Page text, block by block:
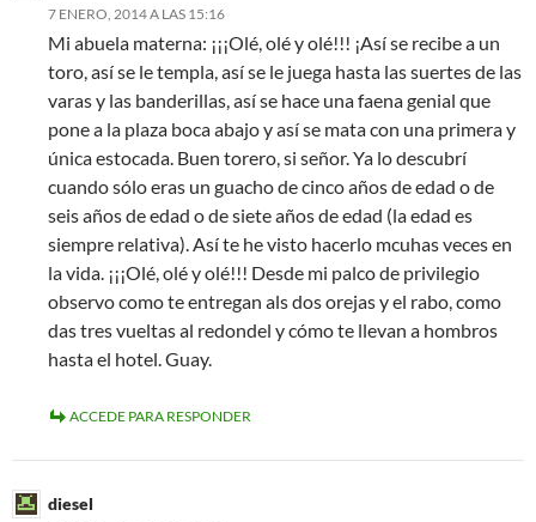
7 ENERO, 2014 A LAS 15:16
Mi abuela materna: ¡¡¡Olé, olé y olé!!! ¡Así se recibe a un
toro, así se le templa, así se le juega hasta las suertes de las
varas y las banderillas, así se hace una faena genial que
pone a la plaza boca abajo y así se mata con una primera y
única estocada. Buen torero, si señor. Ya lo descubrí
cuando sólo eras un guacho de cinco años de edad o de
seis años de edad o de siete años de edad (la edad es
siempre relativa). Así te he visto hacerlo mcuhas veces en
la vida. ¡¡¡Olé, olé y olé!!! Desde mi palco de privilegio
observo como te entregan als dos orejas y el rabo, como
das tres vueltas al redondel y cómo te llevan a hombros
hasta el hotel. Guay.
ACCEDE PARA RESPONDER
diesel